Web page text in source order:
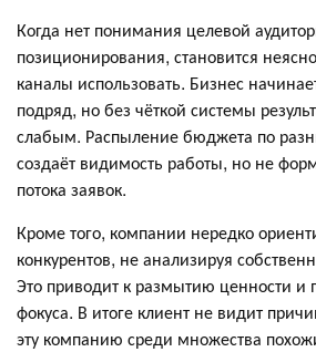
Когда нет понимания целевой
позиционирования, становится
каналы использовать. Бизнес
подряд, но без чёткой системы
слабым. Распыление бюджета по
создаёт видимость работы, но не
потока заявок.
Кроме того, компании нередко
конкурентов, не анализируя
Это приводит к размытию ценности и
фокуса. В итоге клиент не видит
эту компанию среди множества